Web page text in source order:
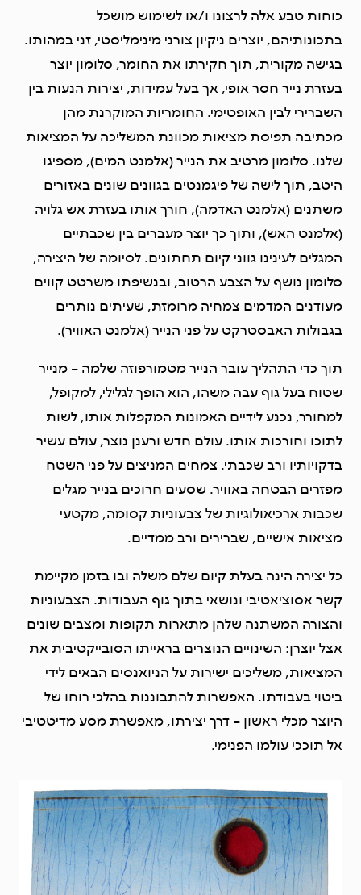
כוחות טבע אלה לרצונו ו/או לשימוש מושכל
בתכונותיהם, יוצרים ניקיון צורני מינימליסטי, זני במהותו.
בגישה מקורית, תוך חקירתו את החומר, סלומון יוצר
בעזרת נייר חסר אופי, אך בעל עמידות, יצירות הנעות בין
השברירי לבין האופטימי. החומריות המוקרנת מהן
מכתיבה תפיסת מציאות מכוונת המשליכה על המציאות
שלנו. סלומון מרטיב את הנייר (אלמנט המים), מספיגו
היטב, תוך לישה של פיגמנטים בגוונים שונים באזורים
משתנים (אלמנט האדמה), חורך אותו בעזרת אש גלויה
(אלמנט האש), ותוך כך יוצר מעברים בין שכבתיים
המגלים לעינינו גווני קיום תחתונים. לסיומה של היצירה,
סלומון נושף על הצבע הרטוב, ובנשיפתו משרטט קווים
מעודנים המדמים צמחיה מרומזת, שעיתים נותרים
בגבולות האבסטרקט על פני הנייר (אלמנט האוויר).
תוך כדי התהליך עובר הנייר מטמורפוזה שלמה – מנייר
שטוח בעל גוף עבה משהו, הוא הופך לגלילי, למקופל,
למחורר, נכנע לידיים האמונות המקפלות אותו, לשות
לתוכו וחורכות אותו. עולם חדש ורענן נוצר, עולם עשיר
בדקויותיו ורב שכבתי. צמחים המניצים על פני השטח
מפזרים הבטחה באוויר. שסעים חרוכים בנייר מגלים
שכבות ארכיאולוגיות של צבעוניות קסומה, מקטעי
מציאות אישיים, שברירים ורב ממדיים.
כל יצירה הינה בעלת קיום שלם משלה ובו בזמן מקיימת
קשר אסוציאטיבי ונושאי בתוך גוף העבודות. הצבעוניות
והצורה המשתנה שלהן מתארות תקופות ומצבים שונים
אצל יוצרן: השינויים הנוצרים בראייתו הסובייקטיבית את
המציאות, משליכים ישירות על הניואנסים הבאים לידי
ביטוי בעבודתו. האפשרות להתבוננות בהלכי רוחו של
היוצר מכלי ראשון – דרך יצירתו, מאפשרת מסע מדיטטיבי
אל תוככי עולמו הפנימי.